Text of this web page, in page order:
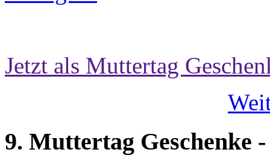
Jetzt als Muttertag
9. Muttertag Geschenke